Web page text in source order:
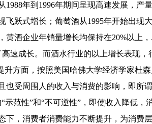
1988年到1996年期间呈现高速发展，
飞跃式增长；葡萄酒从1995年开始出现
黄酒企业年销量增长均保持在20%以
速成长。而酒水行业的以上增长表现
升方面，按照美国哈佛大学经济学家杜
也受周围人的收入与消费的影响，即所
示范性”和“不可逆性”，即使收入降低
下，消费者消费能力不断提升，为消费